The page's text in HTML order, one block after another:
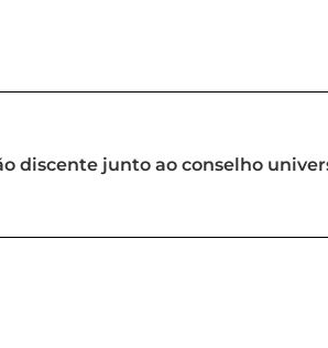
discente junto ao conselho